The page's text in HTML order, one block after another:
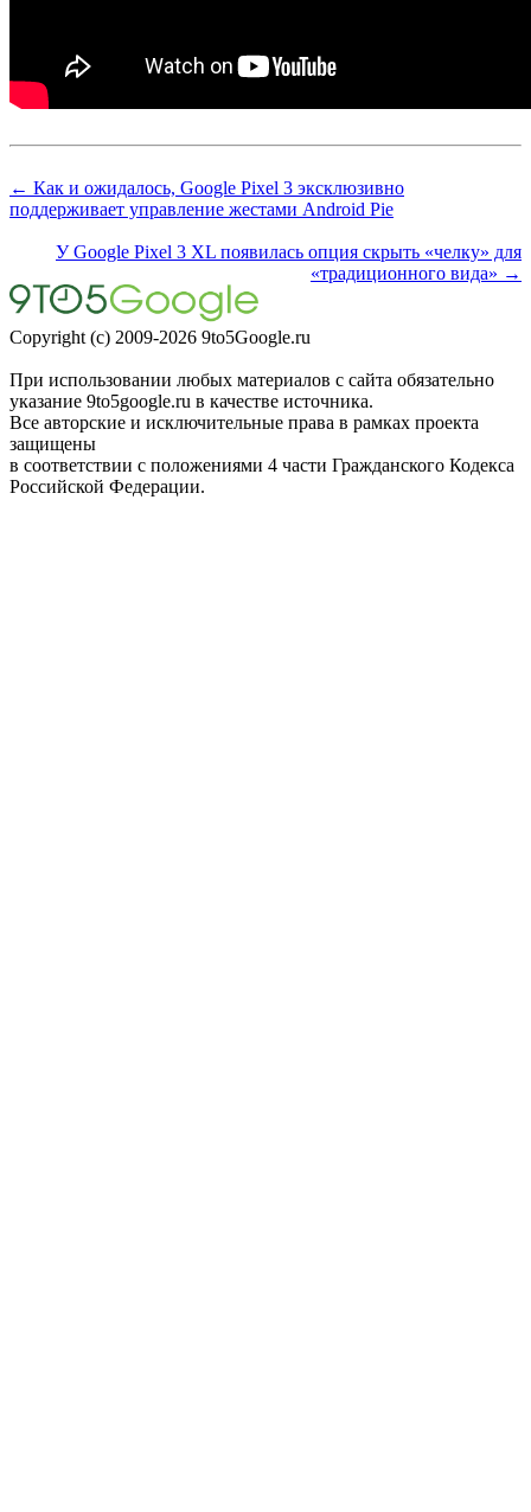
← Как и ожидалось, Google Pixel 3 эксклюзивно
поддерживает управление жестами Android Pie
У Google Pixel 3 XL появилась опция скрыть «челку» для
«традиционного вида» →
Copyright (c) 2009-2026 9to5Google.ru
При использовании любых материалов с сайта обязательно
указание 9to5google.ru в качестве источника.
Все авторские и исключительные права в рамках проекта
защищены
в соответствии с положениями 4 части Гражданского Кодекса
Российской Федерации.